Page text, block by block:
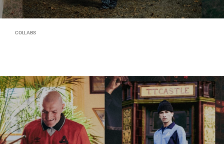
COLLABS